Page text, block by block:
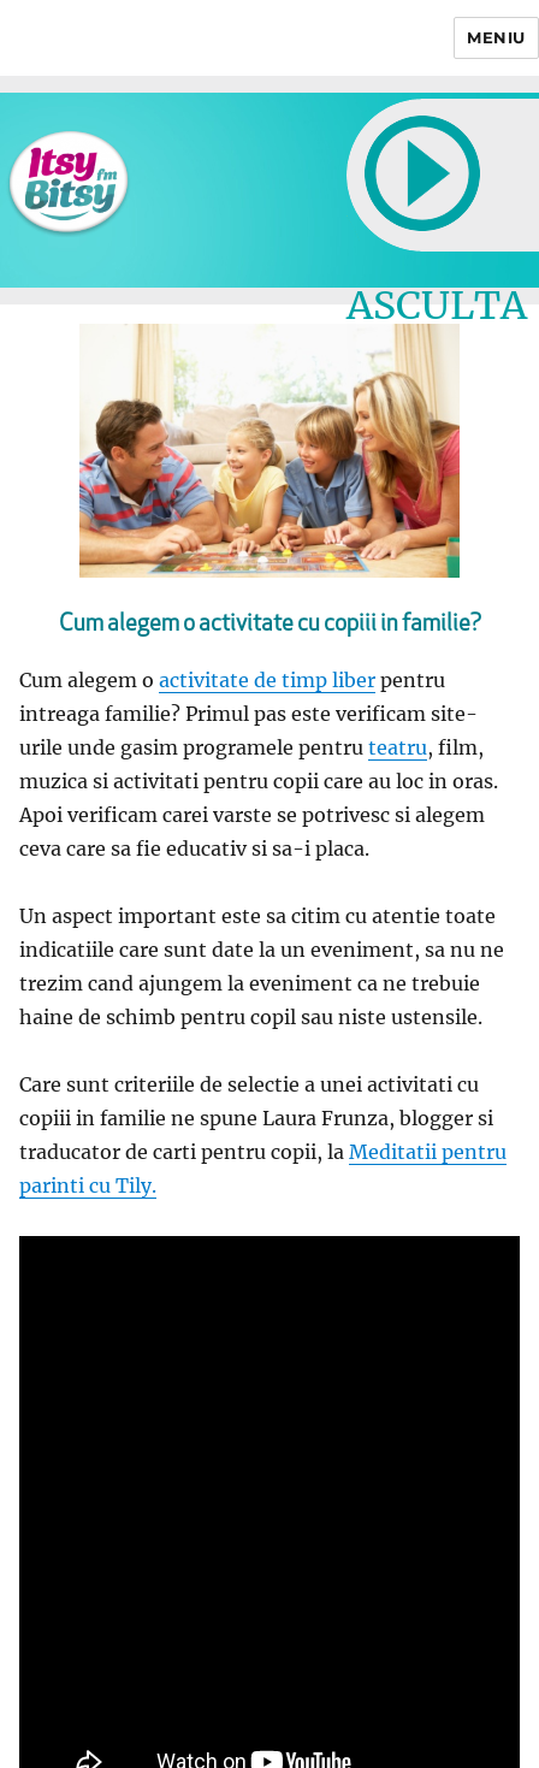
MENIU
ASCULTA
LIVE
Cum alegem o activitate cu copiii in familie?
Cum alegem o activitate de timp liber pentru
intreaga familie? Primul pas este verificam site-
urile unde gasim programele pentru teatru, film,
muzica si activitati pentru copii care au loc in oras.
Apoi verificam carei varste se potrivesc si alegem
ceva care sa fie educativ si sa-i placa.
Un aspect important este sa citim cu atentie toate
indicatiile care sunt date la un eveniment, sa nu ne
trezim cand ajungem la eveniment ca ne trebuie
haine de schimb pentru copil sau niste ustensile.
Care sunt criteriile de selectie a unei activitati cu
copiii in familie ne spune Laura Frunza, blogger si
traducator de carti pentru copii, la Meditatii pentru
parinti cu Tily.